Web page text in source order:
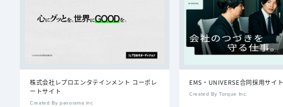
株式会社レプロエンタテインメント コーポレ
ートサイト
Created By panorama inc
EMS・UNIVERSE合同採用サイト
Created By Torque Inc.